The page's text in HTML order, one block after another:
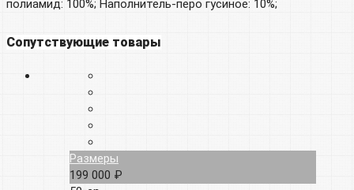
полиамид: 100%; Наполнитель-перо гусиное: 10%;
Сопутствующие товары
Размеры
199 000 ₽